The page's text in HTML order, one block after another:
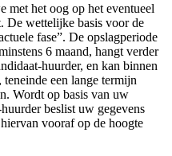
met het oog op het eventueel
De wettelijke basis voor de
fase”. De opslagperiode
6 maand, hangt verder
huurder, en kan binnen
een lange termijn
Wordt op basis van uw
beslist uw gegevens
vooraf op de hoogte